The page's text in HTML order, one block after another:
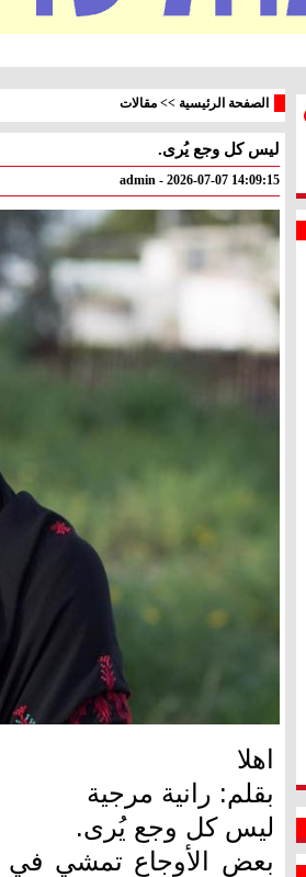
° - °
الصفحة الرئيسية >> مقالات
ليس كل وجع يُرى.
admin - 2026-07-07 14:09:15
اهلا
بقلم: رانية مرجية
ليس كل وجع يُرى.
بعض الأوجاع تمشي في